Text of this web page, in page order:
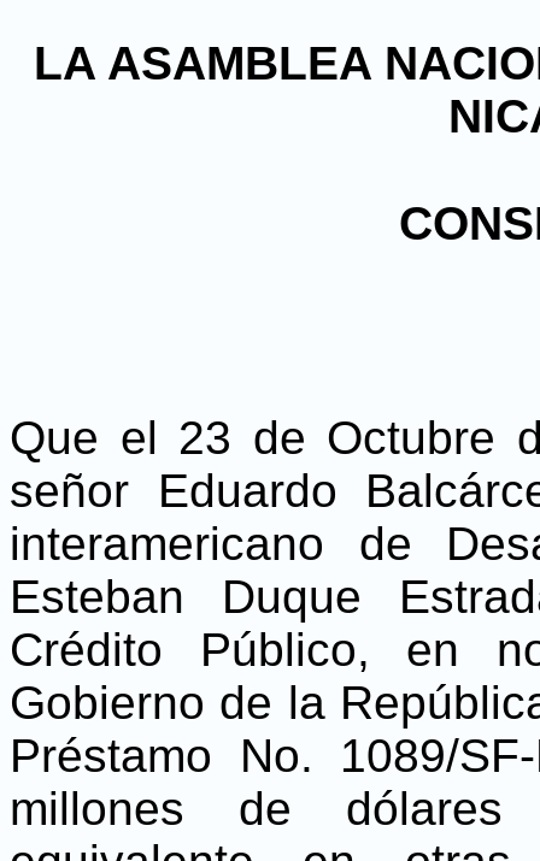
LA ASAMBLEA
Que el 23 de Octubre
señor Eduardo
interamericano de
Esteban Duque
Crédito Público, en
Gobierno de la
Préstamo No. 1089/
millones de dólares